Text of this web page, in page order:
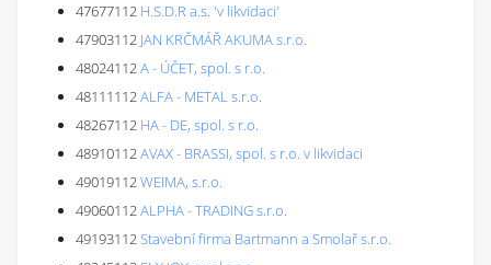
47677112 H.S.D.R a.s. 'v likvidaci'
47903112 JAN KRČMÁŘ AKUMA s.r.o.
48024112A - ÚČET, spol. s r.o.
48111112ALFA - METAL s.r.o.
48267112 HA - DE, spol. s r.o.
48910112AVAX - BRASSI, spol. s r.o. v likvidaci
49019112WEIMA, s.r.o.
49060112ALPHA - TRADING s.r.o.
49193112Stavební firma Bartmann a Smolař s.r.o.